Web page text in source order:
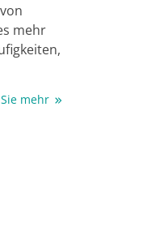
mehr
mehr